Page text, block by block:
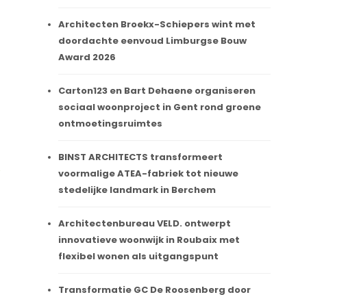
Architecten Broekx-Schiepers wint met
doordachte eenvoud Limburgse Bouw
Award 2026
Carton123 en Bart Dehaene organiseren
sociaal woonproject in Gent rond groene
ontmoetingsruimtes
BINST ARCHITECTS transformeert
voormalige ATEA-fabriek tot nieuwe
stedelijke landmark in Berchem
Architectenbureau VELD. ontwerpt
innovatieve woonwijk in Roubaix met
flexibel wonen als uitgangspunt
Transformatie GC De Roosenberg door